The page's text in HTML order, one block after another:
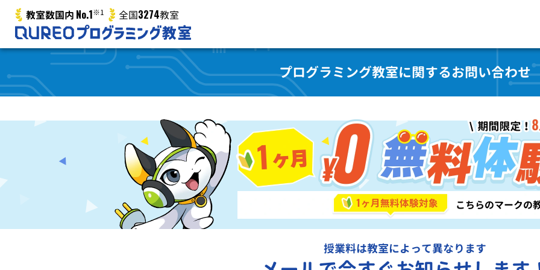
教室数国内 No.1※1 全国3274教室
プログラミング教室に関するお問い合わせ
授業料は教室によって異なります